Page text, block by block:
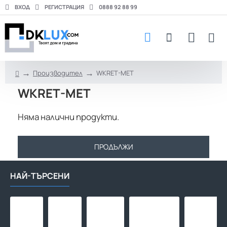
ВХОД РЕГИСТРАЦИЯ 0888 92 88 99
o
m
Производител WKRET-MET
WKRET-MET
Няма налични продукти.
ПРОДЪЛЖИ
НАЙ-ТЪРСЕНИ